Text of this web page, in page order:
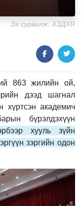
Эх сурвалж: ХЗДХЯ
863 жилийн ой,
дээд шагнал
хүртсэн академич
бүрэлдэхүүн
хууль зүйн
зэргийн одон